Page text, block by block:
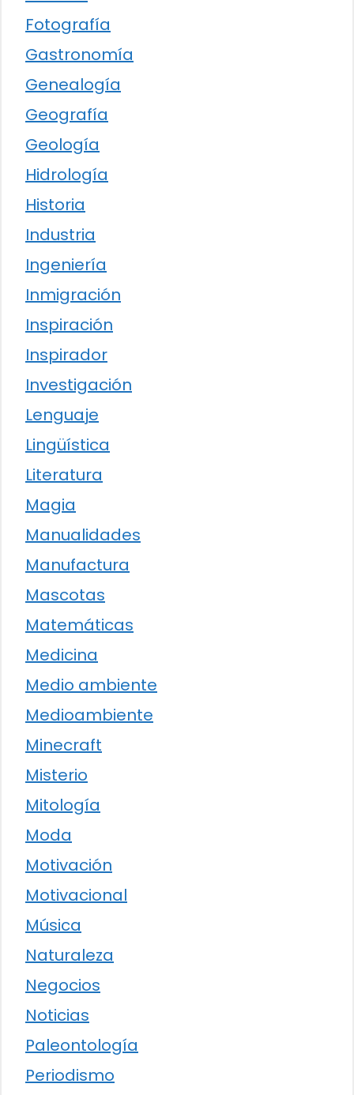
Fotografía
Gastronomía
Genealogía
Geografía
Geología
Hidrología
Historia
Industria
Ingeniería
Inmigración
Inspiración
Inspirador
Investigación
Lenguaje
Lingüística
Literatura
Magia
Manualidades
Manufactura
Mascotas
Matemáticas
Medicina
Medio ambiente
Medioambiente
Minecraft
Misterio
Mitología
Moda
Motivación
Motivacional
Música
Naturaleza
Negocios
Noticias
Paleontología
Periodismo